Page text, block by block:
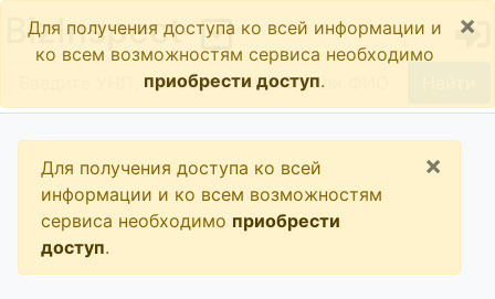
BizInspect
Для получения доступа ко всей информации и
ко всем возможностям сервиса необходимо
приобрести доступ.
×
Для получения доступа ко всей
информации и ко всем возможностям
сервиса необходимо приобрести
доступ.
×